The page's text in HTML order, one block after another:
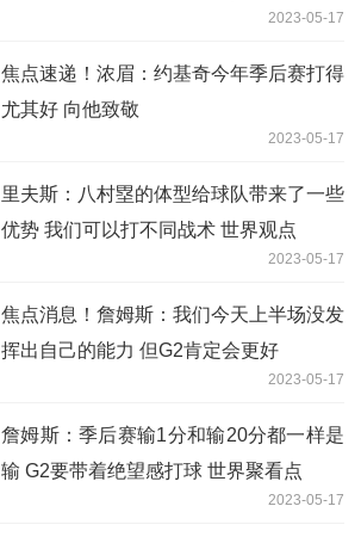
2023-05-17
焦点速递！浓眉：约基奇今年季后赛打得
尤其好 向他致敬
2023-05-17
里夫斯：八村塁的体型给球队带来了一些
优势 我们可以打不同战术 世界观点
2023-05-17
焦点消息！詹姆斯：我们今天上半场没发
挥出自己的能力 但G2肯定会更好
2023-05-17
詹姆斯：季后赛输1分和输20分都一样是
输 G2要带着绝望感打球 世界聚看点
2023-05-17